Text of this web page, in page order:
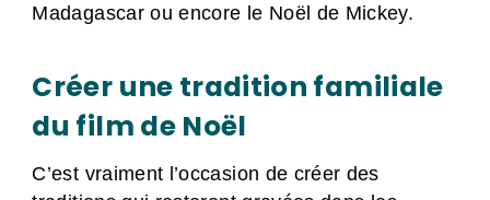
Madagascar ou encore le Noël de Mickey.
Créer une tradition familiale
du film de Noël
C’est vraiment l’occasion de créer des